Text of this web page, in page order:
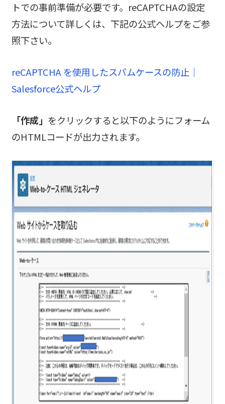
トでの事前準備が必要です。reCAPTCHAの設定
方法について詳しくは、下記の公式ヘルプをご参
照下さい。
reCAPTCHA を使用したスパムケースの防止｜
Salesforce公式ヘルプ
「作成」 をクリックすると以下のようにフォーム
のHTMLコードが出力されます。